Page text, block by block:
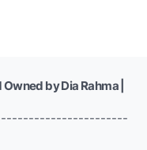
by Dia Rahma |